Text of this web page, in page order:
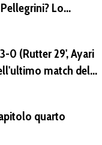
Lo
un mese.
0 (Rutter 29', Ayari
match del
e VIDEO)
quarto